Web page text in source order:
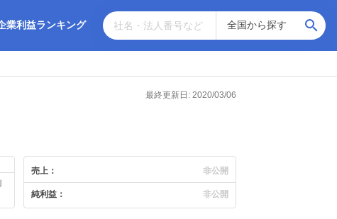
業利益ランキング
最終更新日: 2020/03/06
売上： 非公開
純利益： 非公開